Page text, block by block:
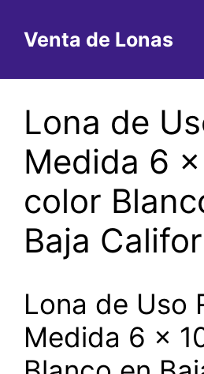
contenido
Venta de Lonas
Lona de
Medida 6
color
Baja
Lona de Uso
Medida 6 x